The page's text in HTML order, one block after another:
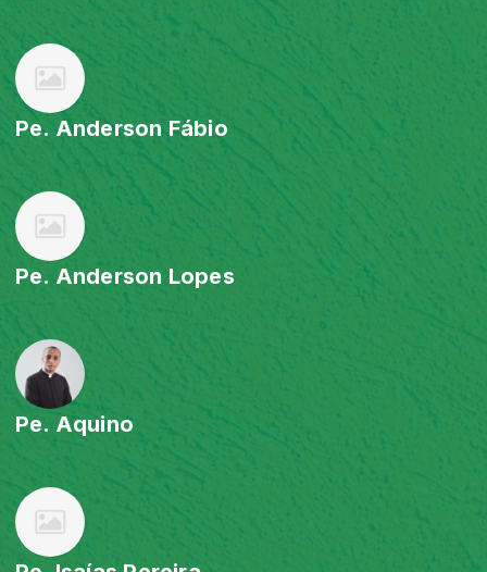
Pe. Anderson Fábio
Pe. Anderson Lopes
Pe. Aquino